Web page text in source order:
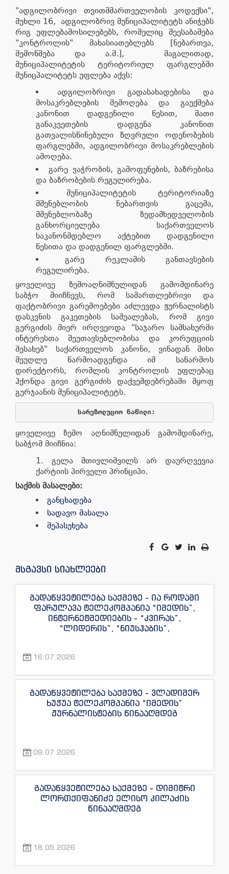
"ადგილობრივი თვითმმართველობის კოდექსი",
მუხლი 16, ადგილობრივ მუნიციპალიტეტს ანიჭებს
რიგ უფლებამოსილებებს, რომელიც შეესაბამება
"კონტროლის" მახასიათებლებს [ნებართვა,
შემოწმება და ა.შ.], მაგალითად,
მუნიციპალიტეტის ტერიტორიულ ფარგლებში
მუნიცპალიტეტს უფლება აქვს:
ადგილობრივი გადასახადებისა და
მოსაკრებლების შემოღება და გაუქმება
კანონით დადგენილი წესით, მათი
განაკვეთების დადგენა კანონით
გათვალისწინებული ზღვრული ოდენობების
ფარგლებში, ადგილობრივი მოსაკრებლების
ამოღება.
გარე ვაჭრობის, გამოფენების, ბაზრებისა
და ბაზრობების რეგულირება.
მუნიციპალიტეტის ტერიტორიაზე
მშენებლობის ნებართვის გაცემა,
მშენებლობაზე ზედამხედველობის
განხორციელება საქართველოს
საკანონმდებლო აქტებით დადგენილი
წესითა და დადგენილ ფარგლებში.
გარე რეკლამის განთავსების
რეგულირება.
ყოველივე ზემოაღნიშნულიდან გამომდინარე
საბჭო მიიჩნევს, რომ სამართლებრივი და
ფაქტობრივი გარემოებები აძლევდა ჟურნალისტს
დასკვნის გაკეთების საშუალებას, რომ გივი
გერგიძის მიერ ირღვეოდა "საჯარო სამსახურში
ინტერესთა შეუთავსებლობისა და კორუფციის
შესახებ" საქართველოს კანონი, ვინადან მისი
მეუღლე წარმოადგენდა იმ საწარმოს
დირექტორს, რომლის კონტროლის უფლებაც
ჰქონდა გივი გერგიძის დაქვემდებრებაში მყოფ
გურჯაანის მუნიციპალიტეტს.
სარეზოლუციო ნაწილი:
ყოველივე ზემო აღნიშნულიდან გამომდინარე,
საბჭომ მიიჩნია:
გელა მთივლიშვილს არ დაურღვევია
ქარტიის პირველი პრინციპი.
საქმის მასალები:
განცხადება
სადავო მასალა
შეპასუხება
მსგავსი სიახლეები
გადაწყვეტილება საქმეზე - ია როდამი
ფარულავა ტელეკომპანია “იმედის”,
ინტერნეტმედიების - “კვირას”,
“ლიდერის”, “ნიუსჰაბის”,
“ექსკლუზივტივის” ჟურნალისტების
16.07.2026
გადაწყვეტილება საქმეზე - ვლადიმერ
ხუჭუა ტელეკომპანია “იმედის”
ჟურნალისტების წინააღმდეგ
09.07.2026
გადაწყვეტილება საქმეზე - დიმიტრი
ლორთქიფანიძე ელისო კილაძის
წინააღმდეგ
18.05.2026